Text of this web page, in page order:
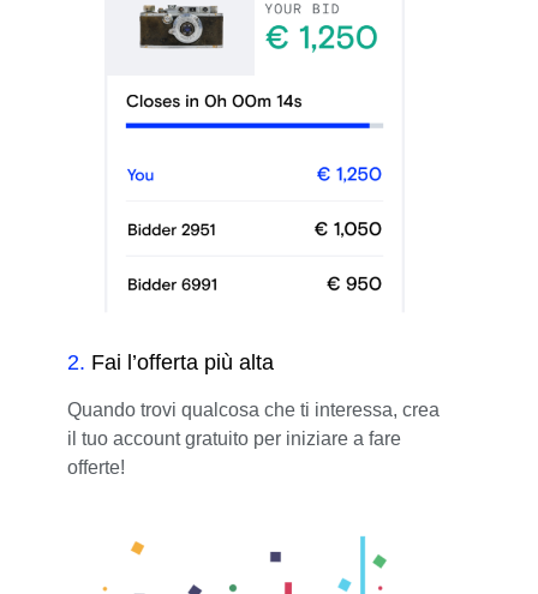
2. Fai l’offerta più alta
Quando trovi qualcosa che ti interessa, crea
il tuo account gratuito per iniziare a fare
offerte!